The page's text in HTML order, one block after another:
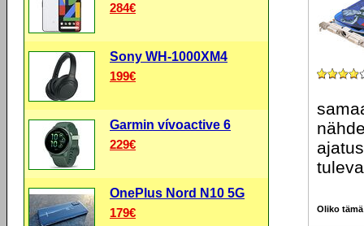
Oliko
284€
Sony WH-1000XM4
199€
Garmin vívoactive 6
229€
OnePlus Nord N10 5G
179€